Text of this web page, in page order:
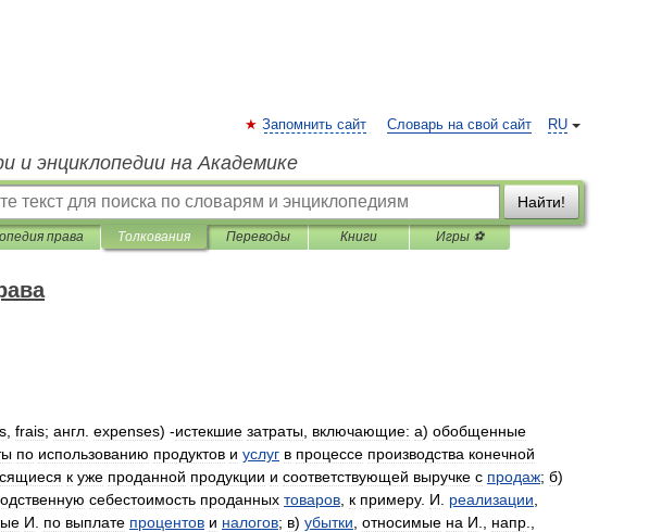
RU
Запомнить сайт Словарь на свой сайт
и энциклопедии на Академике
Найти!
права Толкования Переводы Книги Игры ⚽
frais; англ expenses) -истекшие затраты включающие: а) обобщенные
по использованию продуктов и услуг в процессе производства конечной
к уже проданной продукции и соответствующей выручке с продаж; б)
себестоимость проданных товаров к примеру. И реализации
И по выплате процентов и налогов; в) убытки относимые на И напр